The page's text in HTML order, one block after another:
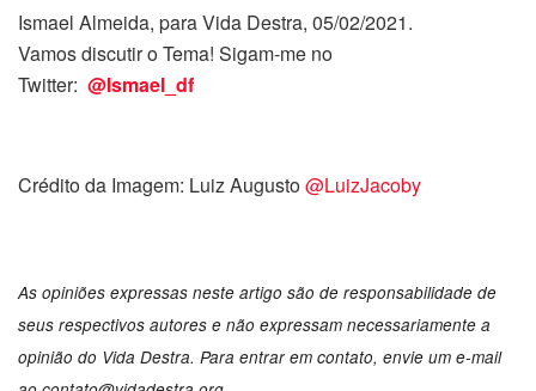
Ismael Almeida, para Vida Destra, 05/02/2021.
Vamos discutir o Tema! Sigam-me no
Twitter: @Ismael_df
Crédito da Imagem: Luiz Augusto@LuizJacoby
As opiniões expressas neste artigo são de responsabilidade de
seus respectivos autores e não expressam necessariamente a
opinião do Vida Destra. Para entrar em contato, envie um e-mail